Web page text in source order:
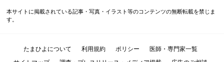
本サイトに掲載されている記事・写真・イラスト等のコンテンツの無断転載を禁じま
す。
たまひよについて 利用規約 ポリシー
医師・専門家一覧